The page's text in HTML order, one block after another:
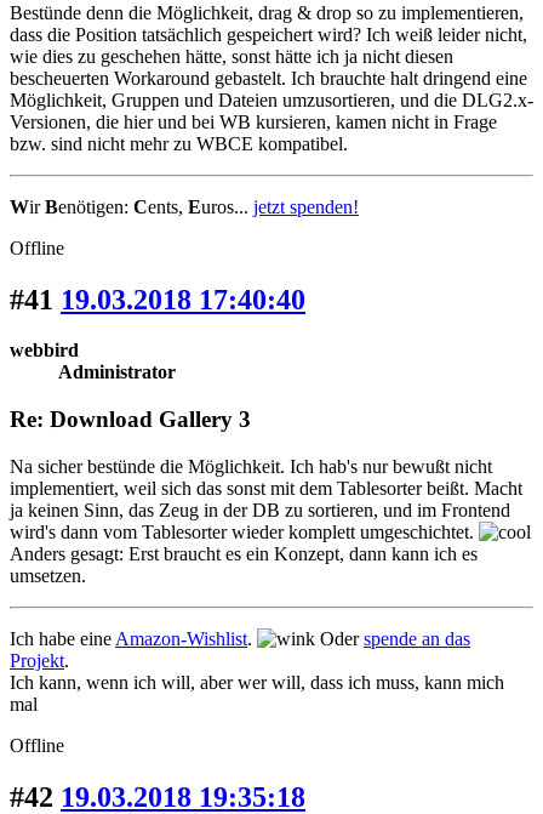
Bestünde denn die Möglichkeit, drag & drop so zu implementieren,
dass die Position tatsächlich gespeichert wird? Ich weiß leider nicht,
wie dies zu geschehen hätte, sonst hätte ich ja nicht diesen
bescheuerten Workaround gebastelt. Ich brauchte halt dringend eine
Möglichkeit, Gruppen und Dateien umzusortieren, und die DLG2.x-
Versionen, die hier und bei WB kursieren, kamen nicht in Frage
bzw. sind nicht mehr zu WBCE kompatibel.
WirBenötigen: Cents, Euros... jetzt spenden!
Offline
#41 19.03.2018 17:40:40
webbird
Administrator
Re: Download Gallery 3
Na sicher bestünde die Möglichkeit. Ich hab's nur bewußt nicht
implementiert, weil sich das sonst mit dem Tablesorter beißt. Macht
ja keinen Sinn, das Zeug in der DB zu sortieren, und im Frontend
wird's dann vom Tablesorter wieder komplett umgeschichtet.
Anders gesagt: Erst braucht es ein Konzept, dann kann ich es
umsetzen.
Ich habe eine Amazon-Wishlist. Oderspende an das
Projekt.
Ich kann, wenn ich will, aber wer will, dass ich muss, kann mich
mal
Offline
#42 19.03.2018 19:35:18